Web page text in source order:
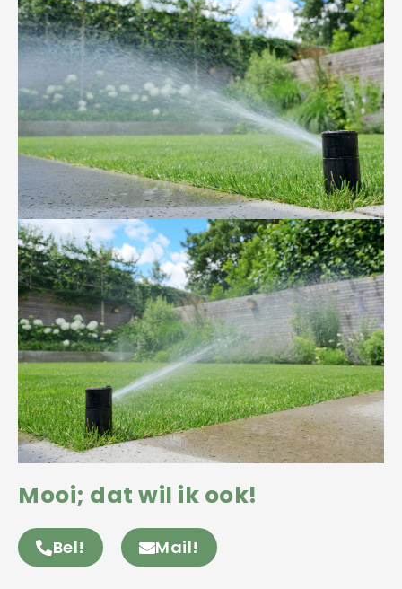
Mooi; dat wil ik ook!
Bel! Mail!